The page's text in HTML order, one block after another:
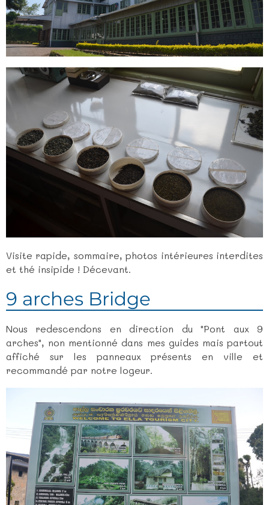
Visite rapide, sommaire, photos intérieures interdites
et thé insipide ! Décevant.
9 arches Bridge
Nous redescendons en direction du "Pont aux 9
arches", non mentionné dans mes guides mais partout
affiché sur les panneaux présents en ville et
recommandé par notre logeur.